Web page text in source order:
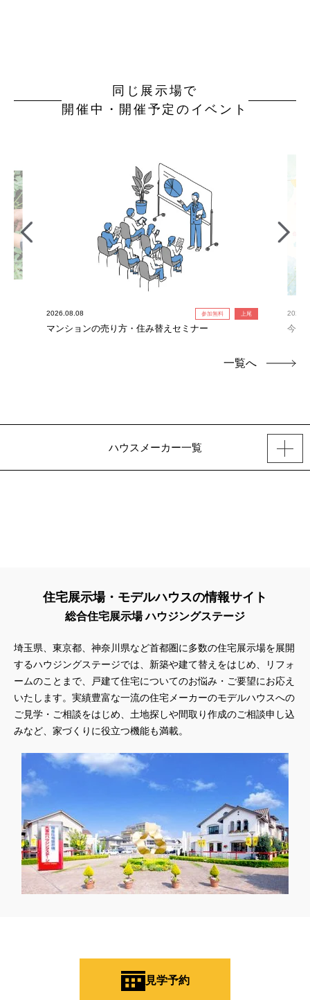
同じ展示場で
開催中・開催予定のイベント
2026.08.08 参加無料 上尾
マンションの売り方・住み替えセミナー
今だ
一覧へ
ハウスメーカー一覧
住宅展示場・モデルハウスの情報サイト
総合住宅展示場 ハウジングステージ
埼玉県、東京都、神奈川県など首都圏に多数の住宅展示場を展開
するハウジングステージでは、新築や建て替えをはじめ、リフォ
ームのことまで、戸建て住宅についてのお悩み・ご要望にお応え
いたします。実績豊富な一流の住宅メーカーのモデルハウスへの
ご見学・ご相談をはじめ、土地探しや間取り作成のご相談申し込
みなど、家づくりに役立つ機能も満載。
見学予約